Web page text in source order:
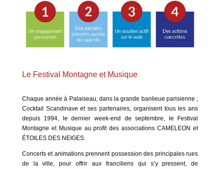
Le Festival Montagne et Musique
Chaque année à Palaiseau, dans la grande banlieue parisienne ;
Cocktail Scandinave et ses partenaires, organisent tous les ans
depuis 1994, le dernier week-end de septembre, le Festival
Montagne et Musique au profit des associations CAMELEON et
ÉTOILES DES NEIGES.
Concerts et animations prennent possession des principales rues
de la ville, pour offrir aux franciliens qui s’y pressent, de